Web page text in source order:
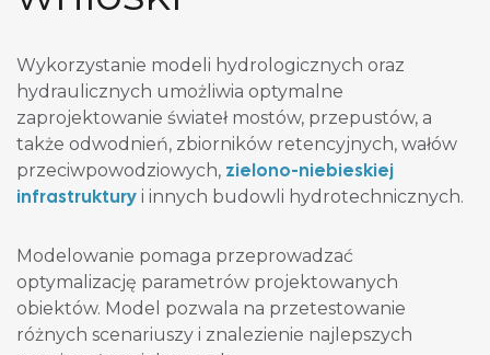
Wykorzystanie modeli hydrologicznych oraz
hydraulicznych umożliwia optymalne
zaprojektowanie świateł mostów, przepustów, a
także odwodnień, zbiorników retencyjnych, wałów
przeciwpowodziowych, zielono-niebieskiej
infrastruktury i innych budowli hydrotechnicznych.
Modelowanie pomaga przeprowadzać
optymalizację parametrów projektowanych
obiektów. Model pozwala na przetestowanie
różnych scenariuszy i znalezienie najlepszych